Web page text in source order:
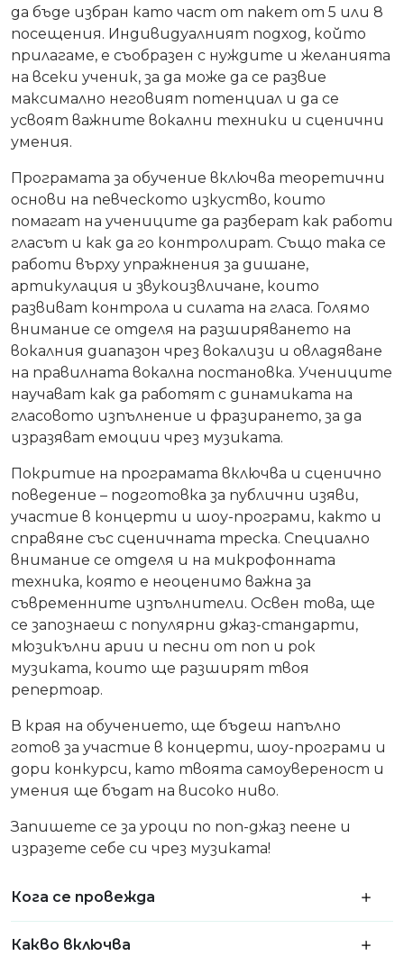
да бъде избран като част от пакет от 5 или 8
посещения. Индивидуалният подход, който
прилагаме, е съобразен с нуждите и желанията
на всеки ученик, за да може да се развие
максимално неговият потенциал и да се
усвоят важните вокални техники и сценични
умения.
Програмата за обучение включва теоретични
основи на певческото изкуство, които
помагат на учениците да разберат как работи
гласът и как да го контролират. Също така се
работи върху упражнения за дишане,
артикулация и звукоизвличане, които
развиват контрола и силата на гласа. Голямо
внимание се отделя на разширяването на
вокалния диапазон чрез вокализи и овладяване
на правилната вокална постановка. Учениците
научават как да работят с динамиката на
гласовото изпълнение и фразирането, за да
изразяват емоции чрез музиката.
Покритие на програмата включва и сценично
поведение – подготовка за публични изяви,
участие в концерти и шоу-програми, както и
справяне със сценичната треска. Специално
внимание се отделя и на микрофонната
техника, която е неоценимо важна за
съвременните изпълнители. Освен това, ще
се запознаеш с популярни джаз-стандарти,
мюзикълни арии и песни от поп и рок
музиката, които ще разширят твоя
репертоар.
В края на обучението, ще бъдеш напълно
готов за участие в концерти, шоу-програми и
дори конкурси, като твоята самоувереност и
умения ще бъдат на високо ниво.
Запишете се за уроци по поп-джаз пеене и
изразете себе си чрез музиката!
Кога се провежда
Какво включва